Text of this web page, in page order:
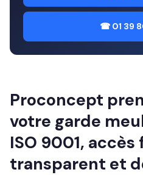
☎ 01 39
Proconcept
votre garde
ISO 9001,
transparent et